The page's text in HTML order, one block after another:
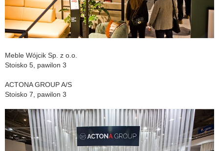
Meble Wójcik Sp. z o.o.
Stoisko 5, pawilon 3
ACTONA GROUP A/S
Stoisko 7, pawilon 3